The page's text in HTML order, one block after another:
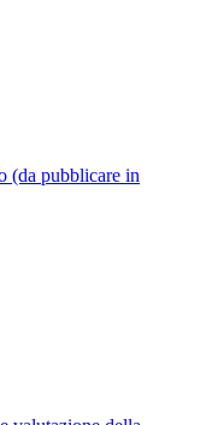
(da pubblicare in